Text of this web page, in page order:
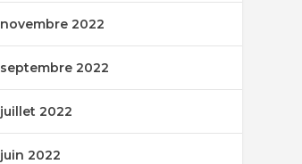
novembre 2022
septembre 2022
juillet 2022
juin 2022